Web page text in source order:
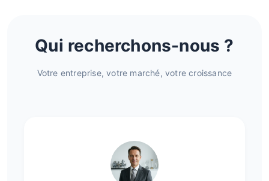
Qui recherchons-nous ?
Votre entreprise, votre marché, votre croissance